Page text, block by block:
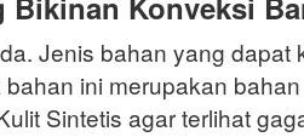
Jenis bahan yang dapat
ini merupakan
Sintetis agar terlihat